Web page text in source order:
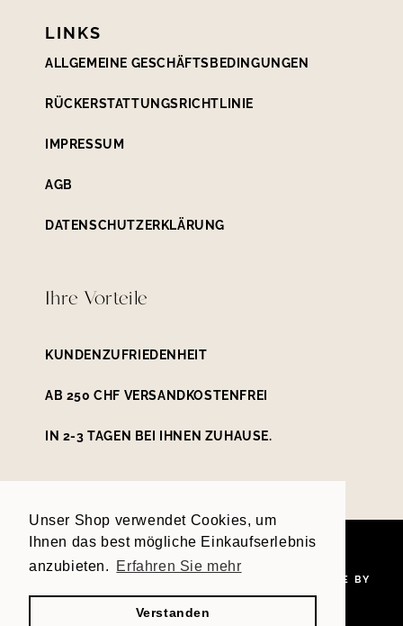
Unser Shop verwendet Cookies, um
Ihnen das best mögliche Einkaufserlebnis
anzubieten.
Erfahren Sie mehr
Verstanden
LINKS
ALLGEMEINE GESCHÄFTSBEDINGUNGEN
RÜCKERSTATTUNGSRICHTLINIE
IMPRESSUM
AGB
DATENSCHUTZERKLÄRUNG
Ihre Vorteile
KUNDENZUFRIEDENHEIT
AB 250 CHF VERSANDKOSTENFREI
IN 2-3 TAGEN BEI IHNEN ZUHAUSE.
Zahlungsmethoden
BIJOU SERENA GMBH THEME BY
DREAMSHACK